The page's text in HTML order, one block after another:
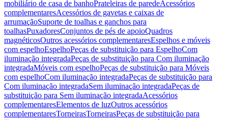
mobiliário de casa de banhoPrateleiras de paredeAcessórios
complementaresAcessórios de gavetas e caixas de
arrumaçãoSuporte de toalhas e ganchos para
toalhasPuxadoresConjuntos de pés de apoioQuadros
magnéticosOutros acessórios complementaresEspelhos e móveis
com espelhoEspelhoPeças de substituição para EspelhoCom
iluminação integradaPeças de substituição para Com iluminação
integradaMóveis com espelhoPeças de substituição para Móveis
com espelhoCom iluminação integradaPeças de substituição para
Com iluminação integradaSem iluminação integradaPeças de
substituição para Sem iluminação integradaAcessórios
complementaresElementos de luzOutros acessórios
complementaresTorneirasTorneirasPeças de substituição para